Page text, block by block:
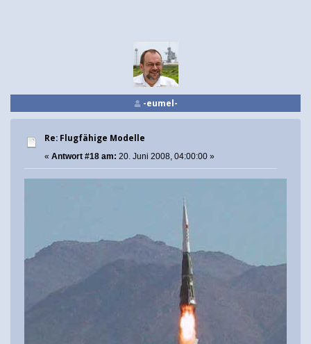
-eumel-
Re: Flugfähige Modelle
« Antwort #18 am: 20. Juni 2008, 04:00:00 »